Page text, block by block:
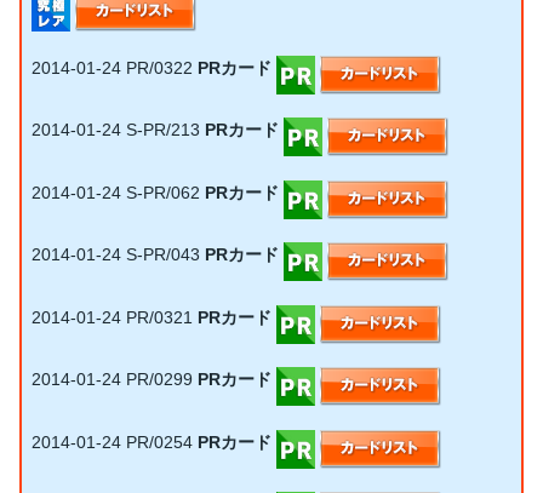
2014-01-24 PR/0322 PRカード
2014-01-24 S-PR/213 PRカード
2014-01-24 S-PR/062 PRカード
2014-01-24 S-PR/043 PRカード
2014-01-24 PR/0321 PRカード
2014-01-24 PR/0299 PRカード
2014-01-24 PR/0254 PRカード